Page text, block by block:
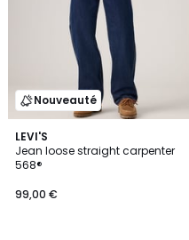
Nouveauté
LEVI'S
Jean loose straight carpenter
568®
99,00 €